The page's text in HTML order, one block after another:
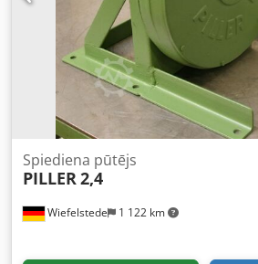
Wiefelstede 1 122 km
Spiediena pūtējs
PILLER2,4